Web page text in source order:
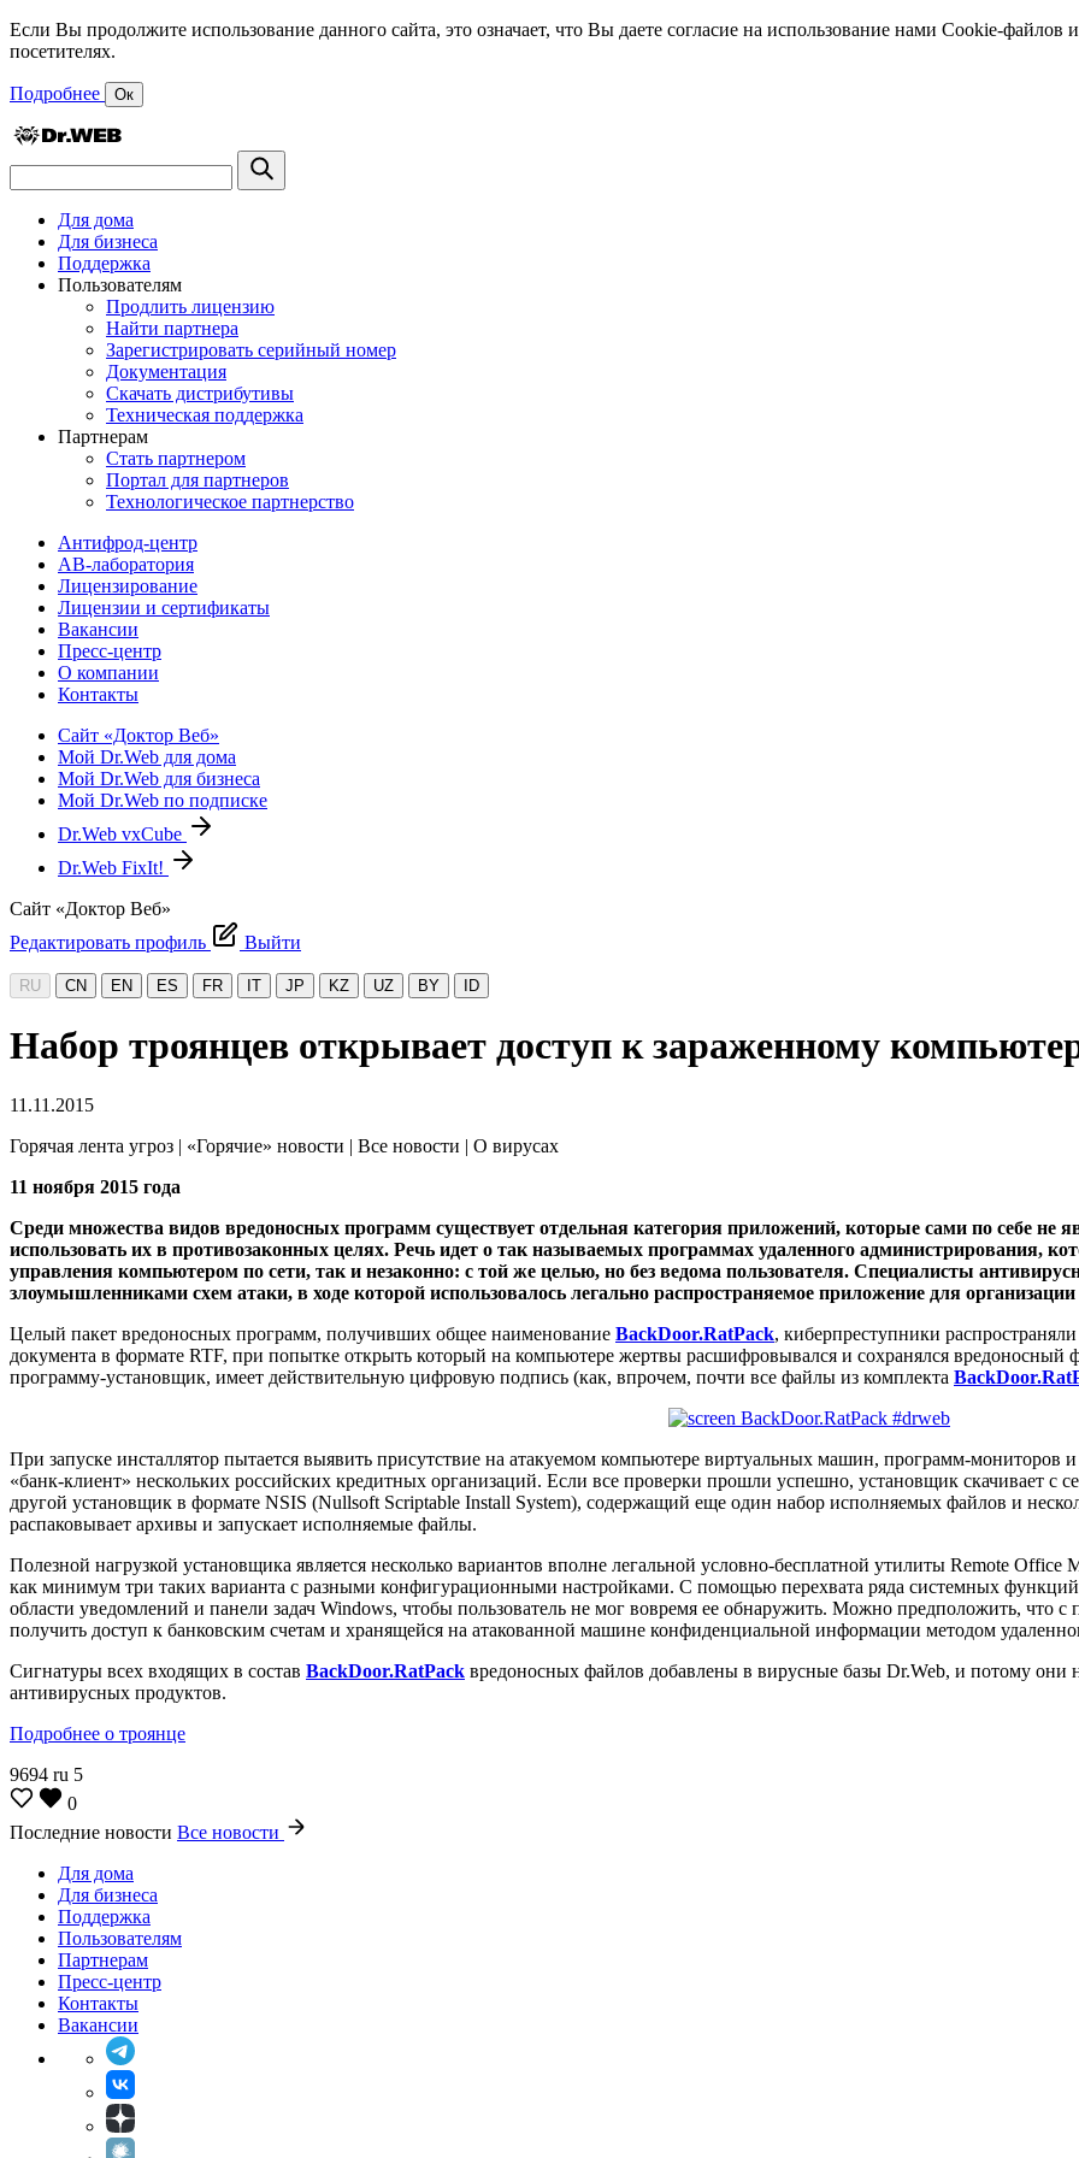
Если Вы продолжите использование данного сайта, это означает, что Вы даете согласие на использование нами Cookie-
посетителях.
Подробнее Ок
Для дома
Для бизнеса
Поддержка
Пользователям
Продлить лицензию
Найти партнера
Зарегистрировать серийный номер
Документация
Скачать дистрибутивы
Техническая поддержка
Партнерам
Стать партнером
Портал для партнеров
Технологическое партнерство
Антифрод-центр
АВ-лаборатория
Лицензирование
Лицензии и сертификаты
Вакансии
Пресс-центр
О компании
Контакты
Сайт «Доктор Веб»
Мой Dr.Web для дома
Мой Dr.Web для бизнеса
Мой Dr.Web по подписке
Dr.Web vxCube
Dr.Web FixIt!
Сайт «Доктор Веб»
Редактировать профиль
Выйти
RU CN EN ES FR IT JP KZ UZ BY ID
Набор троянцев открывает доступ к зараженному
11.11.2015
Горячая лента угроз | «Горячие» новости | Все новости | О вирусах
11 ноября 2015 года
Среди множества видов вредоносных программ существует отдельная категория приложений, которые сами по себе
использовать их в противозаконных целях. Речь идет о так называемых программах удаленного администрирования,
управления компьютером по сети, так и незаконно: с той же целью, но без ведома пользователя. Специалисты
злоумышленниками схем атаки, в ходе которой использовалось легально распространяемое приложение для организации
Целый пакет вредоносных программ, получивших общее наименование BackDoor.RatPack, киберпреступники
документа в формате RTF, при попытке открыть который на компьютере жертвы расшифровывался и сохранялся
программу-установщик, имеет действительную цифровую подпись (как, впрочем, почти все файлы из комплекта
При запуске инсталлятор пытается выявить присутствие на атакуемом компьютере виртуальных машин, программ-мониторов
«банк-клиент» нескольких российских кредитных организаций. Если все проверки прошли успешно, установщик скачивает с
другой установщик в формате NSIS (Nullsoft Scriptable Install System), содержащий еще один набор исполняемых файлов и
распаковывает архивы и запускает исполняемые файлы.
Полезной нагрузкой установщика является несколько вариантов вполне легальной условно-бесплатной утилиты Remote
как минимум три таких варианта с разными конфигурационными настройками. С помощью перехвата ряда системных
области уведомлений и панели задач Windows, чтобы пользователь не мог вовремя ее обнаружить. Можно предположить, что
получить доступ к банковским счетам и хранящейся на атакованной машине конфиденциальной информации методом
Сигнатуры всех входящих в состав BackDoor.RatPack вредоносных файлов добавлены в вирусные базы Dr.Web, и потому они
антивирусных продуктов.
Подробнее о троянце
9694 ru 5
0
Последние новости Все новости
Для дома
Для бизнеса
Поддержка
Пользователям
Партнерам
Пресс-центр
Контакты
Вакансии